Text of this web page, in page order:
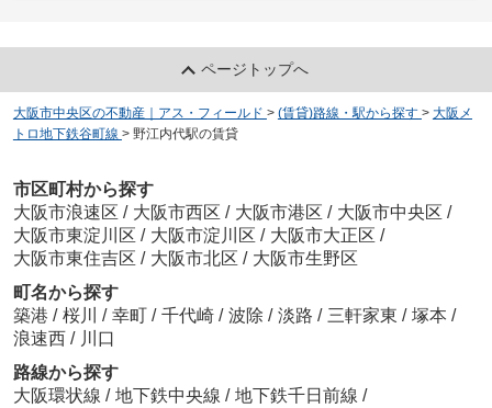
ページトップへ
大阪市中央区の不動産｜アス・フィールド > (賃貸)路線・駅から探す > 大阪メ
トロ地下鉄谷町線 > 野江内代駅の賃貸
市区町村から探す
大阪市浪速区 / 大阪市西区 / 大阪市港区 / 大阪市中央区 /
大阪市東淀川区 / 大阪市淀川区 / 大阪市大正区 /
大阪市東住吉区 / 大阪市北区 / 大阪市生野区
町名から探す
築港 / 桜川 / 幸町 / 千代崎 / 波除 / 淡路 / 三軒家東 / 塚本 /
浪速西 / 川口
路線から探す
大阪環状線 / 地下鉄中央線 / 地下鉄千日前線 /